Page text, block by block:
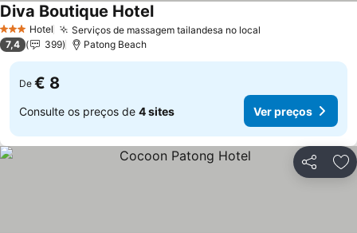
3 EstrelasHotel Serviços de massagem tailandesa no local
Diva Boutique Hotel
7,4 399 Patong Beach
De € 8
Consulte os preços de 4 sites Ver preços
Partilhar